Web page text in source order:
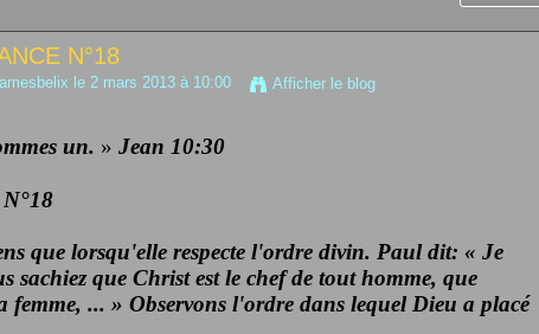
N°18
le 2 mars 2013 à 10:00 Afficher le blog
un. » Jean 10:30
que lorsqu'elle respecte l'ordre divin. Paul dit: « Je
sachiez que Christ est le chef de tout homme, que
femme, ... » Observons l'ordre dans lequel Dieu a placé